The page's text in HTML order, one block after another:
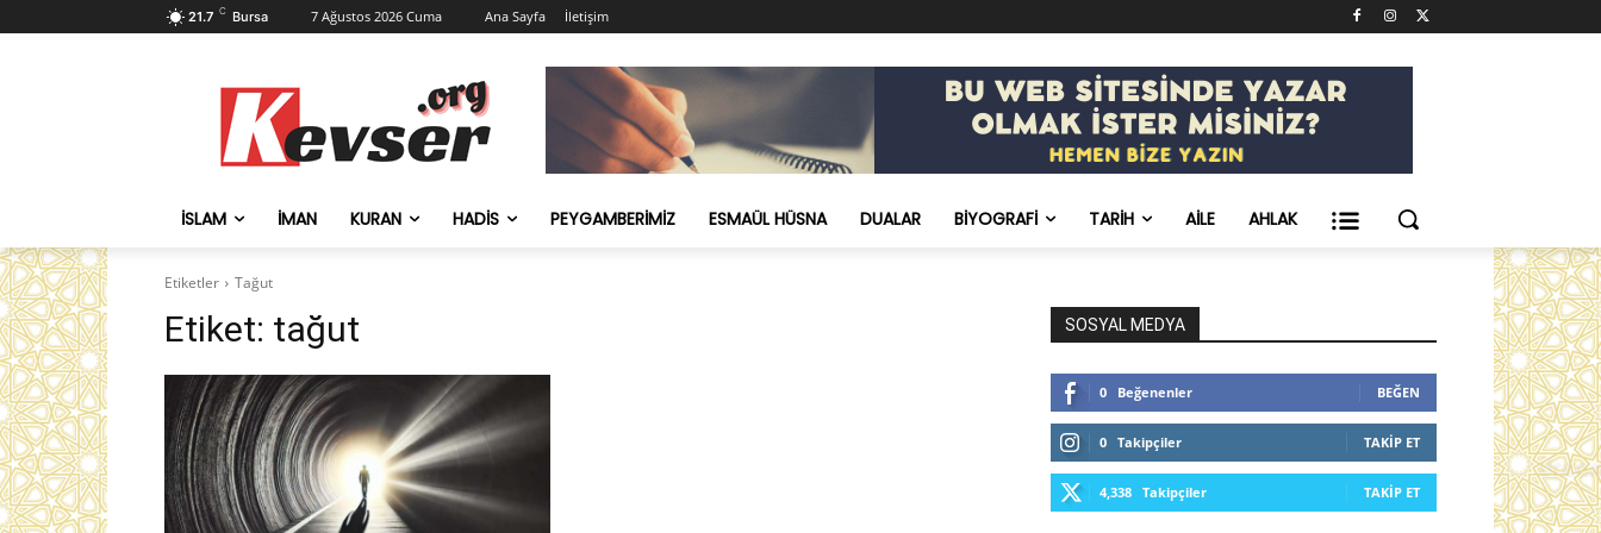
21.7 C Bursa 7 Ağustos 2026 Cuma Ana Sayfa İletişim
İSLAM İMAN KURAN HADIS PEYGAMBERIMIZ ESMAÜL HÜSNA DUALAR BIYOGRAFI TARIH AILE AHLAK
Etiketler Tağut
Etiket: tağut SOSYAL MEDYA
0 Beğenenler BEĞEN
0 Takipçiler TAKIP ET
4,338 Takipçiler TAKIP ET